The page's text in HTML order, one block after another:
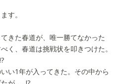
す。
きた春道が、唯一勝てなかった
く、春道は挑戦状を叩きつけた。
い1年が入ってきた。その中から